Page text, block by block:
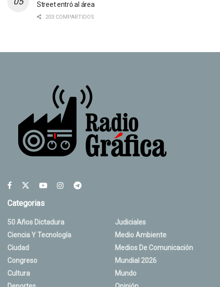
Street entró al área
203 COMPARTIDOS
Categorias
50 Años Dictadura
Ciencia Y Tecnología
Ciudad
Congreso
Cultura
Judiciales
Medio Ambiente
Medios De Comunicación
Mundial 2026
Mundo